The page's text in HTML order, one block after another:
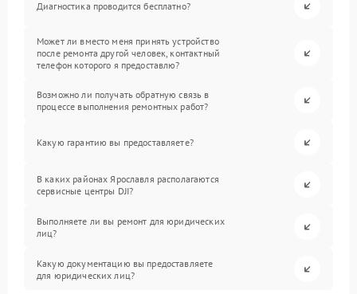
Диагностика проводится бесплатно?
Может ли вместо меня принять устройство
после ремонта другой человек, контактный
телефон которого я предоставлю?
Возможно ли получать обратную связь в
процессе выполнения ремонтных работ?
Какую гарантию вы предоставляете?
В каких районах Ярославля располагаются
сервисные центры DJI?
Выполняете ли вы ремонт для юридических
лиц?
Какую документацию вы предоставляете
для юридических лиц?